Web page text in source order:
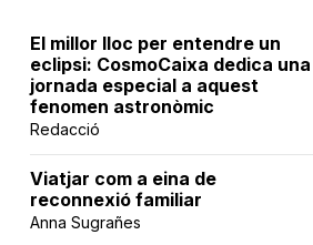
El millor lloc per entendre un
eclipsi: CosmoCaixa dedica una
jornada especial a aquest
fenomen astronòmic
Redacció
Viatjar com a eina de
reconnexió familiar
Anna Sugrañes